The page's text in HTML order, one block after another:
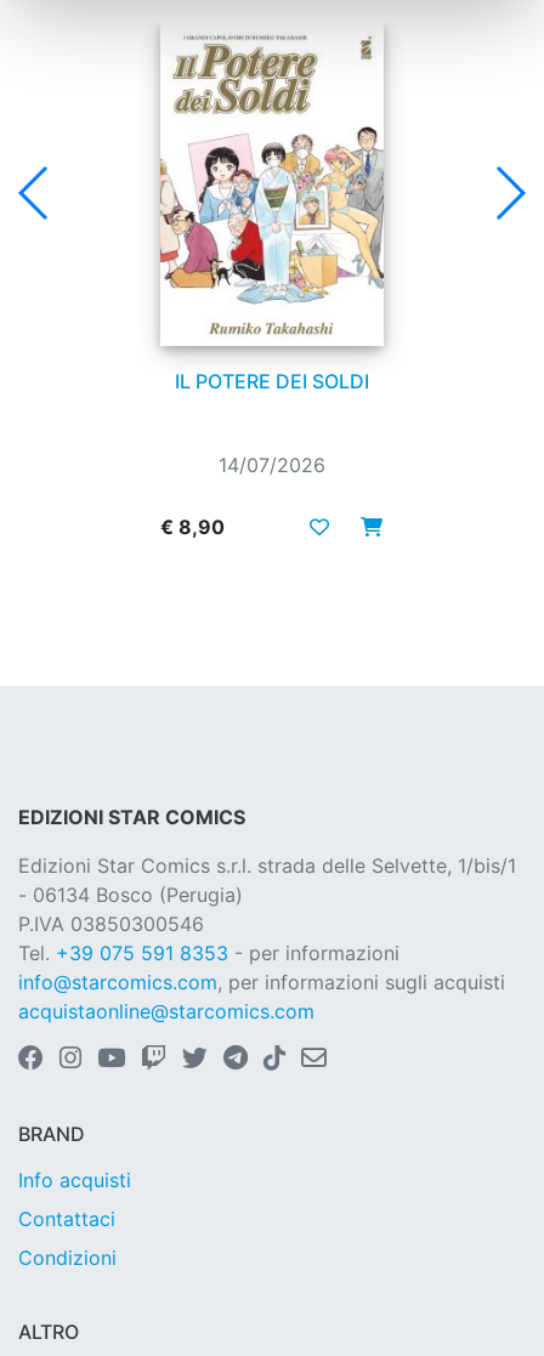
IL POTERE DEI SOLDI
14/07/2026
€ 8,90
EDIZIONI STAR COMICS
Edizioni Star Comics s.r.l. strada delle Selvette, 1/bis/1
- 06134 Bosco (Perugia)
P.IVA 03850300546
Tel. +39 075 591 8353 - per informazioni
info@starcomics.com, per informazioni sugli acquisti
acquistaonline@starcomics.com
BRAND
Info acquisti
Contattaci
Condizioni
ALTRO